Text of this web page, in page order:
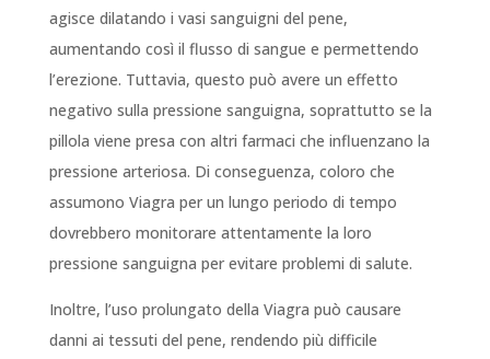
agisce dilatando i vasi sanguigni del pene,
aumentando così il flusso di sangue e permettendo
l’erezione. Tuttavia, questo può avere un effetto
negativo sulla pressione sanguigna, soprattutto se la
pillola viene presa con altri farmaci che influenzano la
pressione arteriosa. Di conseguenza, coloro che
assumono Viagra per un lungo periodo di tempo
dovrebbero monitorare attentamente la loro
pressione sanguigna per evitare problemi di salute.
Inoltre, l’uso prolungato della Viagra può causare
danni ai tessuti del pene, rendendo più difficile